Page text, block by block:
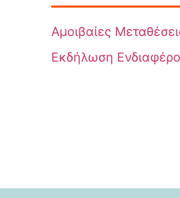
Αμοιβαίες
Εκδήλωση